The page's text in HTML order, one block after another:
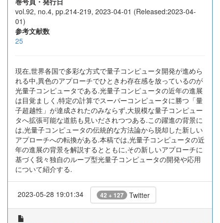
vol.92, no.4, pp.214-219, 2023-04-01 (Released:2023-04-
01)
参考文献数
25
現在,世界各国で多彩な方式で量子コンピュータ開発が進めら
れる中,異色のアプローチでひときわ存在感を放っているのが
光量子コンピュータである.光量子コンピュータの近年の進展
は目覚ましく,特定の計算でスーパーコンピュータに勝つ「量
子超越性」が達成されたのみならず,大規模な量子コンピュー
タへ拡張可能な道筋も見いだされつつある.この躍進の背景に
は,光量子コンピュータの伝統的な方法論から脱却した新しい
アプローチへの転換がある.本稿では,光量子コンピュータの近
年の進展の背景を解説するとともに,その新しいアプローチに
基づく我々独自のループ型光量子コンピュータの開発や応用
について紹介する.
2023-05-28 19:01:34 42 + 127 Twitter